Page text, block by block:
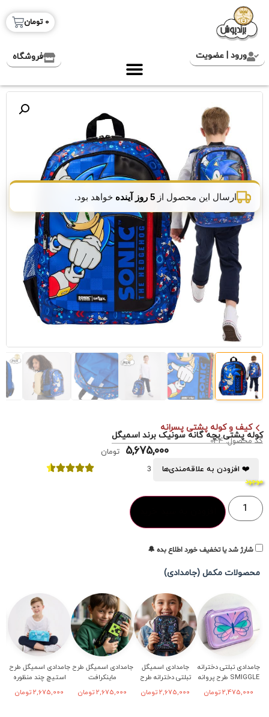
0 تومان
ورود | عضویت فروشگاه
کیف و کوله پشتی پسرانه
کوله پشتی بچه گانه سونیک برند اسمیگل
کد محصول: 044
5,675,000
تومان
❤️ افزودن به علاقه‌مندی‌ها
3
موجود
شارژ شد یا تخفیف خورد اطلاع بده 🔔
محصولات مکمل (جامدادی)
جامدادی تبلتی دخترانه
SMIGGLE طرح پروانه
2,475,000 تومان
جامدادی اسمیگل
تبلتی دخترانه طرح
فانتزی
2,675,000تومان
جامدادی اسمیگل طرح
ماینکرافت
2,675,000تومان
جامدادی اسمیگل طرح
استیچ چند منظوره
2,675,000تومان
ارسال این محصول از 5 روز آینده خواهد بود.